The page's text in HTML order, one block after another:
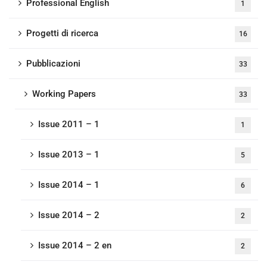
Professional English 1
Progetti di ricerca 16
Pubblicazioni 33
Working Papers 33
Issue 2011 – 1 1
Issue 2013 – 1 5
Issue 2014 – 1 6
Issue 2014 – 2 2
Issue 2014 – 2 en 2